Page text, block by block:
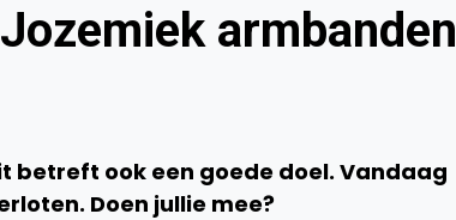
armbanden
betreft ook een goede doel. Vandaag
Doen jullie mee?